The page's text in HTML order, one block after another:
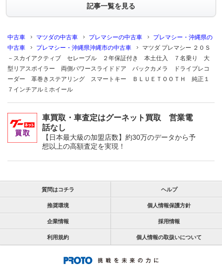
記事一覧を見る
中古車 マツダの中古車 プレマシーの中古車
プレマシー・沖縄県の
中古車
プレマシー・沖縄県沖縄市の中古車
マツダ プレマシー ２０Ｓ
－スカイアクティブ セレーブル ２年保証付き 本土仕入 ７名乗り 大
型リアスポイラー 両側パワースライドドア バックカメラ ドライブレコ
ーダー 革巻きステアリング スマートキー ＢＬＵＥＴＯＯＴＨ 純正１
７インチアルミホイール
車買取・車査定はグーネット買取 営業電
話なし
【日本最大級の加盟店数】約30万のデータから予
想以上の高額査定を実現！
質問はコチラ ヘルプ
推奨環境 個人情報保護方針
企業情報 採用情報
利用規約 個人情報の取扱いについて